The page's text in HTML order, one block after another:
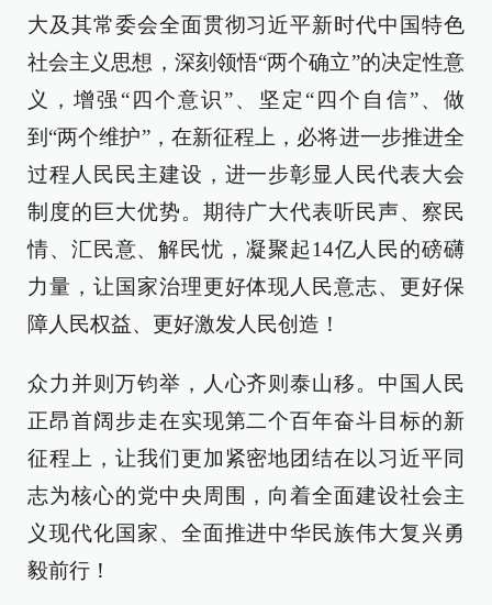
大及其常委会全面贯彻习近平新时代中国特色
社会主义思想，深刻领悟“两个确立”的决定性意
义，增强“四个意识”、坚定“四个自信”、做
到“两个维护”，在新征程上，必将进一步推进全
过程人民民主建设，进一步彰显人民代表大会
制度的巨大优势。期待广大代表听民声、察民
情、汇民意、解民忧，凝聚起14亿人民的磅礴
力量，让国家治理更好体现人民意志、更好保
障人民权益、更好激发人民创造！
众力并则万钧举，人心齐则泰山移。中国人民
正昂首阔步走在实现第二个百年奋斗目标的新
征程上，让我们更加紧密地团结在以习近平同
志为核心的党中央周围，向着全面建设社会主
义现代化国家、全面推进中华民族伟大复兴勇
毅前行！